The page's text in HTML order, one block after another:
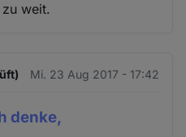
weit.
Mi. 23 Aug 2017 - 17:42
denke,